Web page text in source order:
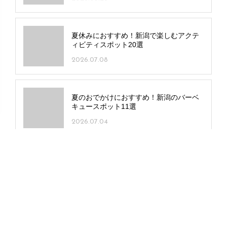
夏休みにおすすめ！新潟で楽しむアクテ
ィビティスポット20選
2026.07.08
夏のおでかけにおすすめ！新潟のバーベ
キュースポット11選
2026.07.04